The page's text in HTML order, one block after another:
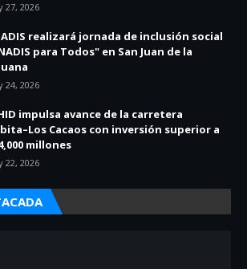
27, 2026
realizará jornada de inclusión social
para Todos" en San Juan de la
24, 2026
impulsa avance de la carretera
Cacaos con inversión superior a
millones
22, 2026